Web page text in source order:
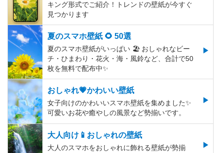
キング形式でご紹介！トレンドの壁紙が今すぐ
見つかります
夏のスマホ壁紙 🌻 50選
夏のスマホ壁紙がいっぱい 🏖 おしゃれなビー
チ・ひまわり・花火・海・風鈴など、合計で50
枚を無料で配布中✨
おしゃれ💗かわいい壁紙
女子向けのかわいいスマホ壁紙を集めました✨
可愛いお花や癒やしの風景など勢揃いです。
大人向け📱おしゃれの壁紙
大人のスマホをおしゃれに飾れる壁紙が勢揃